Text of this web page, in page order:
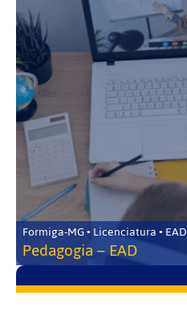
Formiga-MG • Licenciatura • EAD
Pedagogia – EAD